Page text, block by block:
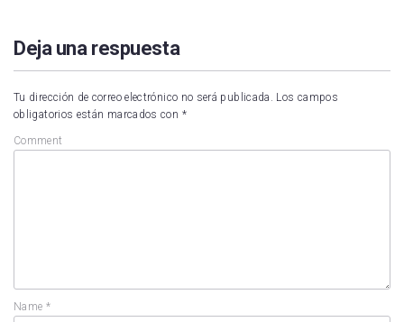
Deja una respuesta
Tu dirección de correo electrónico no será publicada. Los campos
obligatorios están marcados con *
Comment
Name *